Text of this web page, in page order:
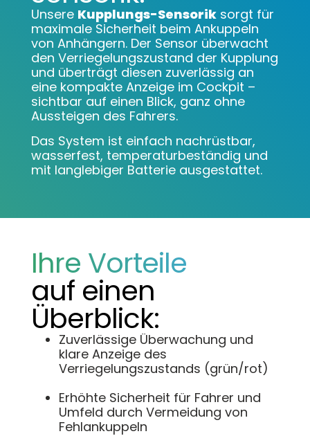
Unsere Kupplungs-Sensoriksorgt für
maximale Sicherheit beim Ankuppeln
von Anhängern. Der Sensor überwacht
den Verriegelungszustand der Kupplung
und überträgt diesen zuverlässig an
eine kompakte Anzeige im Cockpit –
sichtbar auf einen Blick, ganz ohne
Aussteigen des Fahrers.
Das System ist einfach nachrüstbar,
wasserfest, temperaturbeständig und
mit langlebiger Batterie ausgestattet.
Ihre Vorteile
auf einen
Überblick:
Zuverlässige Überwachung und
klare Anzeige des
Verriegelungszustands (grün/rot)
Erhöhte Sicherheit für Fahrer und
Umfeld durch Vermeidung von
Fehlankuppeln